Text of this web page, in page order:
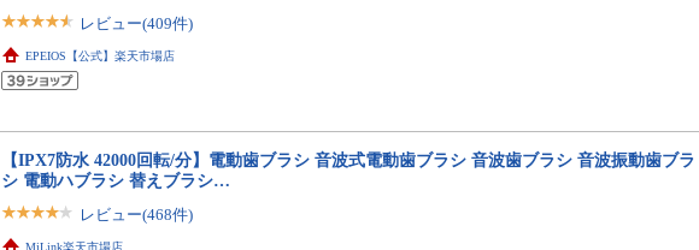
レビュー(409件)
EPEIOS【公式】楽天市場店
【IPX7防水 42000回転/分】電動歯ブラシ 音波式電動歯ブラシ 音波歯ブラシ 音波振動歯ブラ
シ 電動ハブラシ 替えブラシ…
レビュー(468件)
MiLink楽天市場店